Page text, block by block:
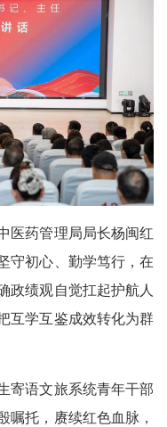
药管理局局长杨闽红
守初心、勤学笃行，在
政绩观自觉扛起护航人
互学互鉴成效转化为群
语文旅系统青年干部
嘱托，赓续红色血脉，